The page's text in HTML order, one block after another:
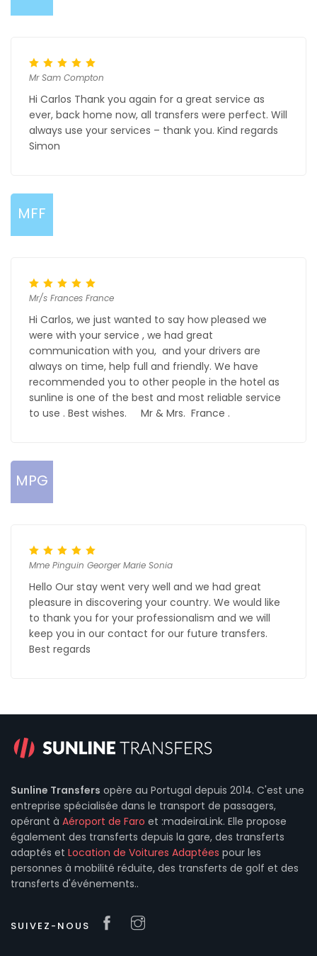
Mr Sam Compton
Hi Carlos Thank you again for a great service as
ever, back home now, all transfers were perfect. Will
always use your services – thank you. Kind regards
Simon
MFF
Mr/s Frances France
Hi Carlos, we just wanted to say how pleased we
were with your service , we had great
communication with you, and your drivers are
always on time, help full and friendly. We have
recommended you to other people in the hotel as
sunline is one of the best and most reliable service
to use . Best wishes. Mr & Mrs. France .
MPG
Mme Pinguin Georger Marie Sonia
Hello Our stay went very well and we had great
pleasure in discovering your country. We would like
to thank you for your professionalism and we will
keep you in our contact for our future transfers.
Best regards
Sunline Transfers opère au Portugal depuis 2014. C'est une
entreprise spécialisée dans le transport de passagers,
opérant à Aéroport de Faro et :madeiraLink. Elle propose
également des transferts depuis la gare, des transferts
adaptés et Location de Voitures Adaptées pour les
personnes à mobilité réduite, des transferts de golf et des
transferts d'événements..
SUIVEZ-NOUS